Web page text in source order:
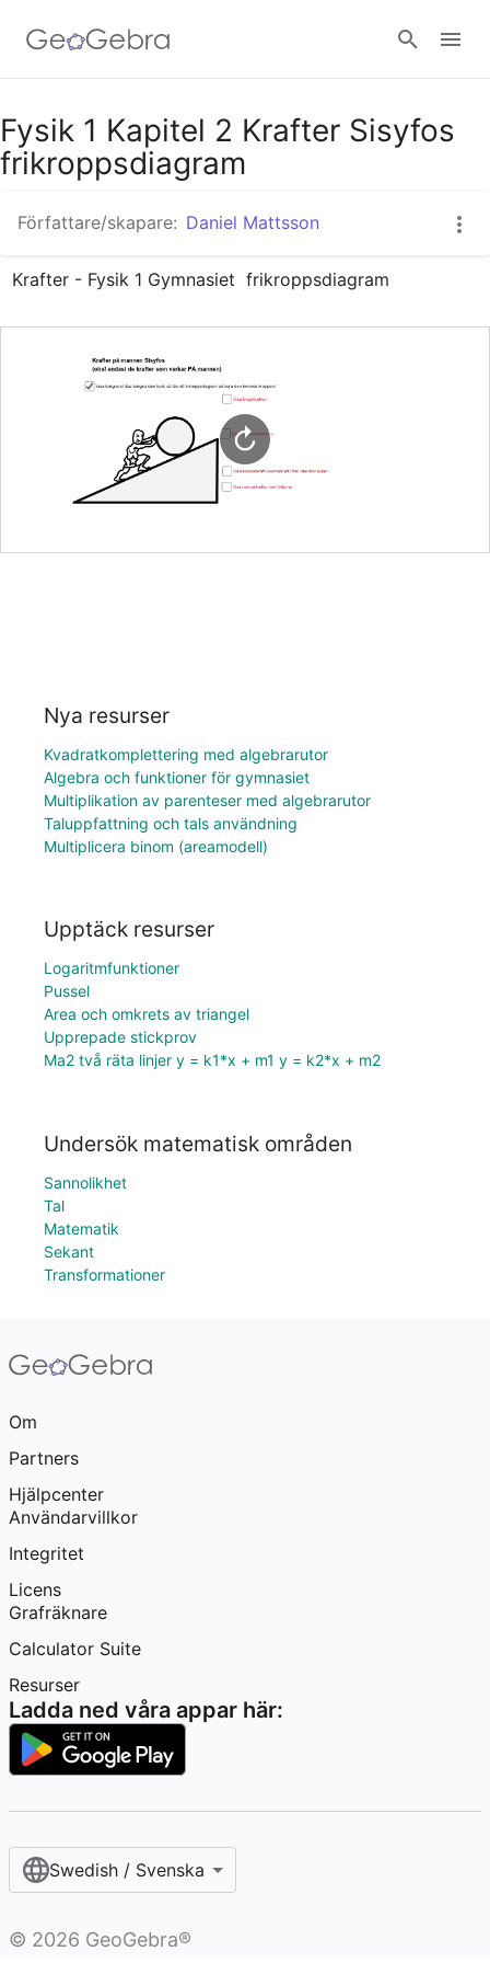
Google Classroom - Interaktiva lektioner
Logga in
Fysik 1 Kapitel 2 Krafter Sisyfos
frikroppsdiagram
Författare/skapare: Daniel Mattsson
Krafter - Fysik 1 Gymnasiet  frikroppsdiagram
Nya resurser
Kvadratkomplettering med algebrarutor
Algebra och funktioner för gymnasiet
Multiplikation av parenteser med algebrarutor
Taluppfattning och tals användning
Multiplicera binom (areamodell)
Upptäck resurser
Logaritmfunktioner
Pussel
Area och omkrets av triangel
Upprepade stickprov
Ma2 två räta linjer y = k1*x + m1 y = k2*x + m2
Undersök matematisk områden
Sannolikhet
Tal
Matematik
Sekant
Transformationer
Om
Partners
Hjälpcenter
Användarvillkor
Integritet
Licens
Grafräknare
Calculator Suite
Resurser
Ladda ned våra appar här:
Swedish / Svenska‎
© 2026 GeoGebra®